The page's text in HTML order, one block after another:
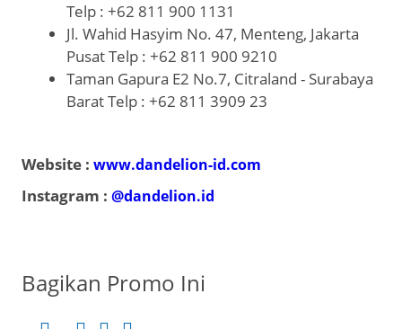
Telp : +62 811 900 1131
Jl. Wahid Hasyim No. 47, Menteng, Jakarta
Pusat Telp : +62 811 900 9210
Taman Gapura E2 No.7, Citraland - Surabaya
Barat Telp : +62 811 3909 23
Website : www.dandelion-id.com
Instagram : @dandelion.id
Bagikan Promo Ini